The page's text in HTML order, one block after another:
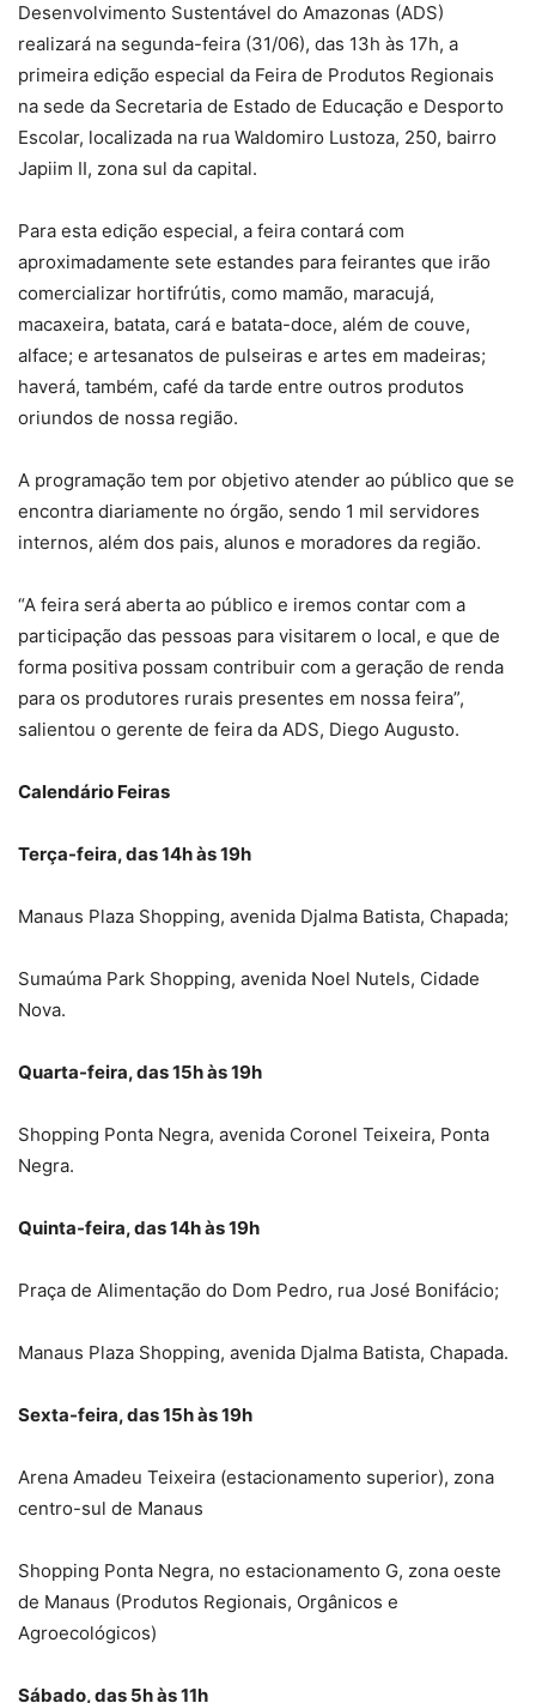
Desenvolvimento Sustentável do Amazonas (ADS)
realizará na segunda-feira (31/06), das 13h às 17h, a
primeira edição especial da Feira de Produtos Regionais
na sede da Secretaria de Estado de Educação e Desporto
Escolar, localizada na rua Waldomiro Lustoza, 250, bairro
Japiim II, zona sul da capital.
Para esta edição especial, a feira contará com
aproximadamente sete estandes para feirantes que irão
comercializar hortifrútis, como mamão, maracujá,
macaxeira, batata, cará e batata-doce, além de couve,
alface; e artesanatos de pulseiras e artes em madeiras;
haverá, também, café da tarde entre outros produtos
oriundos de nossa região.
A programação tem por objetivo atender ao público que se
encontra diariamente no órgão, sendo 1 mil servidores
internos, além dos pais, alunos e moradores da região.
“A feira será aberta ao público e iremos contar com a
participação das pessoas para visitarem o local, e que de
forma positiva possam contribuir com a geração de renda
para os produtores rurais presentes em nossa feira”,
salientou o gerente de feira da ADS, Diego Augusto.
Calendário Feiras
Terça-feira, das 14h às 19h
Manaus Plaza Shopping, avenida Djalma Batista, Chapada;
Sumaúma Park Shopping, avenida Noel Nutels, Cidade
Nova.
Quarta-feira, das 15h às 19h
Shopping Ponta Negra, avenida Coronel Teixeira, Ponta
Negra.
Quinta-feira, das 14h às 19h
Praça de Alimentação do Dom Pedro, rua José Bonifácio;
Manaus Plaza Shopping, avenida Djalma Batista, Chapada.
Sexta-feira, das 15h às 19h
Arena Amadeu Teixeira (estacionamento superior), zona
centro-sul de Manaus
Shopping Ponta Negra, no estacionamento G, zona oeste
de Manaus (Produtos Regionais, Orgânicos e
Agroecológicos)
Sábado, das 5h às 11h